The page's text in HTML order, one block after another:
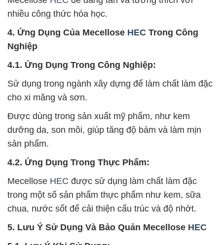
nhiều công thức hóa học.
4. Ứng Dụng Của Mecellose HEC Trong Công
Nghiệp
4.1. Ứng Dụng Trong Công Nghiệp:
Sử dụng trong ngành xây dựng để làm chất làm đặc
cho xi măng và sơn.
Được dùng trong sản xuất mỹ phẩm, như kem
dưỡng da, son môi, giúp tăng độ bám và làm mịn
sản phẩm.
4.2. Ứng Dụng Trong Thực Phẩm:
Mecellose HEC được sử dụng làm chất làm đặc
trong một số sản phẩm thực phẩm như kem, sữa
chua, nước sốt để cải thiện cấu trúc và độ nhớt.
5. Lưu Ý Sử Dụng Và Bảo Quản Mecellose HEC